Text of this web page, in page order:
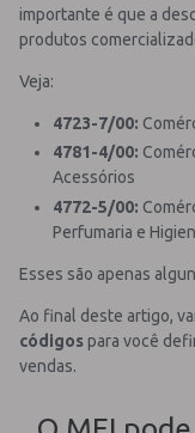
importante é que a
produtos
Veja:
4723-7/00:
4781-4/00:
Acessórios
4772-5/00:
Perfumaria e
Esses são apenas
Ao final deste artigo,
códigospara você
vendas.